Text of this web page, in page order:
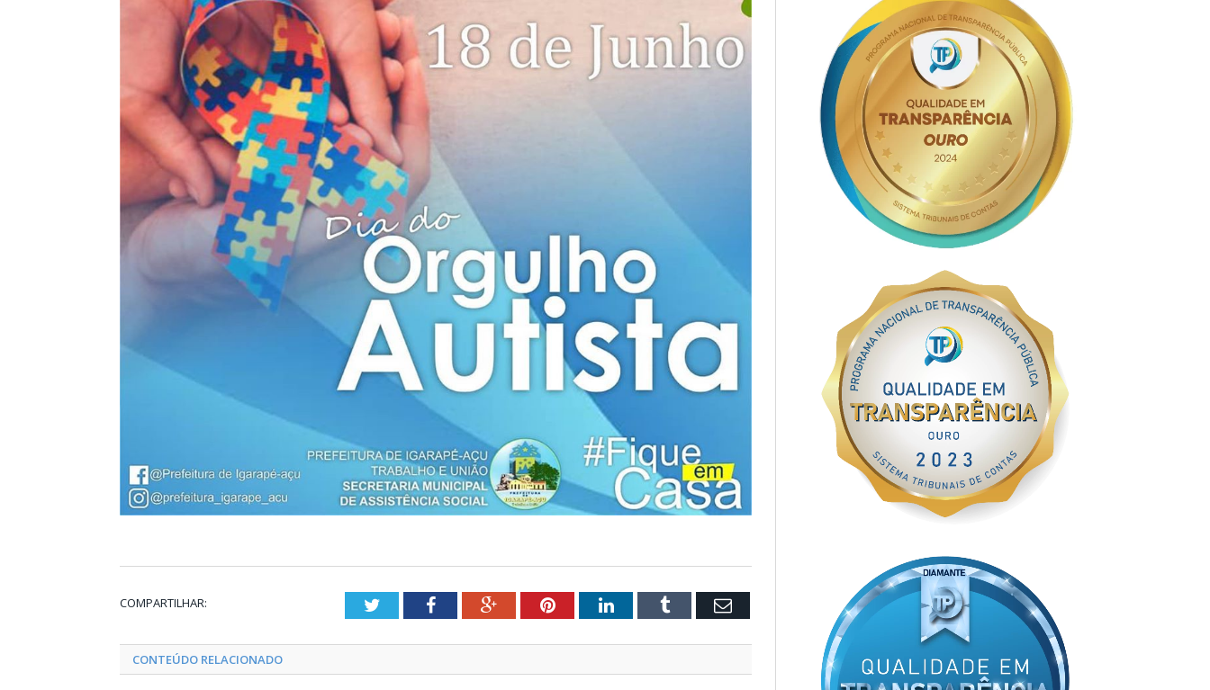
COMPARTILHAR: TwitterFacebookGoogle+PinterestLinkedInTumblr Email
CONTEÚDO RELACIONADO